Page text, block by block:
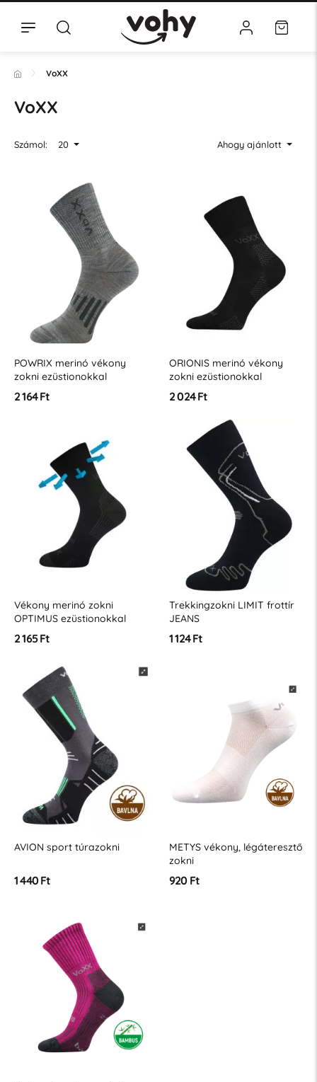
VoXX
VoXX
Számol: 20 Ahogy ajánlott
POWRIX merinó vékony
zokni ezüstionokkal
2 164 Ft
ORIONIS merinó vékony
zokni ezüstionokkal
2 024 Ft
Vékony merinó zokni
OPTIMUS ezüstionokkal
2 165 Ft
Trekkingzokni LIMIT frottír
JEANS
1 124 Ft
AVION sport túrazokni
1 440 Ft
METYS vékony, légáteresztő
zokni
920 Ft